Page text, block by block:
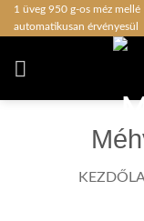
Skip1 üveg 950 g-os méz
automatikusan érvényesül